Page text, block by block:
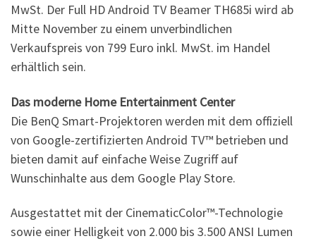
MwSt. Der Full HD Android TV Beamer TH685i wird ab
Mitte November zu einem unverbindlichen
Verkaufspreis von 799 Euro inkl. MwSt. im Handel
erhältlich sein.
Das moderne Home Entertainment Center
Die BenQ Smart-Projektoren werden mit dem offiziell
von Google-zertifizierten Android TV™ betrieben und
bieten damit auf einfache Weise Zugriff auf
Wunschinhalte aus dem Google Play Store.
Ausgestattet mit der CinematicColor™-Technologie
sowie einer Helligkeit von 2.000 bis 3.500 ANSI Lumen